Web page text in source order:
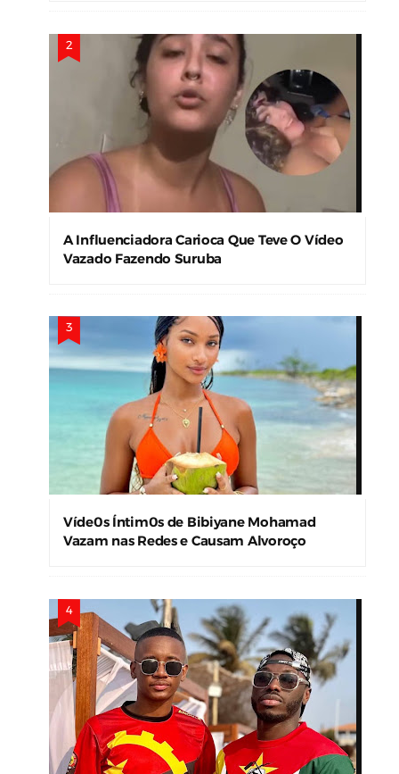
A Influenciadora Carioca Que Teve O Vídeo
Vazado Fazendo Suruba
Víde0s Íntim0s de Bibiyane Mohamad
Vazam nas Redes e Causam Alvoroço